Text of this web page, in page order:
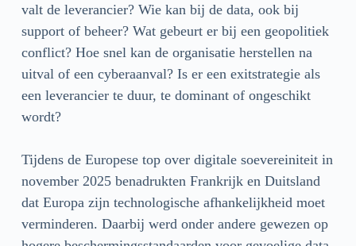
valt de leverancier? Wie kan bij de data, ook bij
support of beheer? Wat gebeurt er bij een geopolitiek
conflict? Hoe snel kan de organisatie herstellen na
uitval of een cyberaanval? Is er een exitstrategie als
een leverancier te duur, te dominant of ongeschikt
wordt?
Tijdens de Europese top over digitale soevereiniteit in
november 2025 benadrukten Frankrijk en Duitsland
dat Europa zijn technologische afhankelijkheid moet
verminderen. Daarbij werd onder andere gewezen op